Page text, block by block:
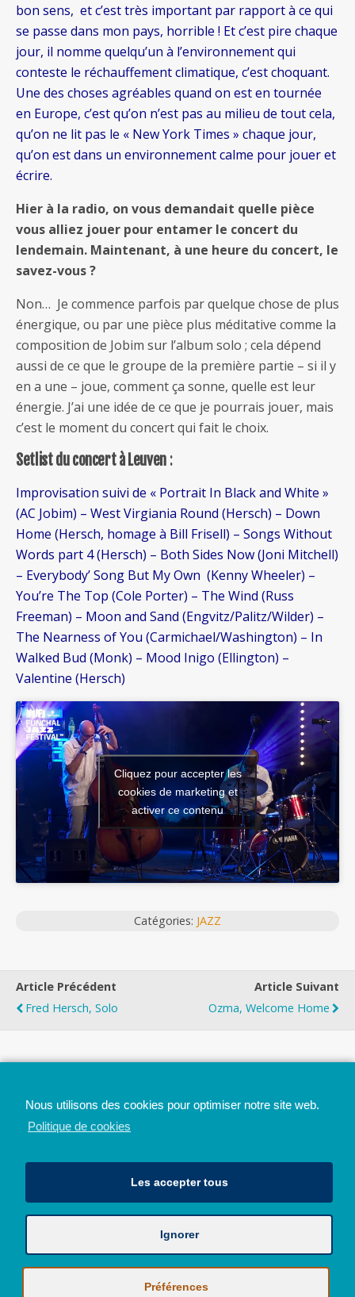
bon sens, et c’est très important par rapport à ce qui
se passe dans mon pays, horrible ! Et c’est pire chaque
jour, il nomme quelqu’un à l’environnement qui
conteste le réchauffement climatique, c’est choquant.
Une des choses agréables quand on est en tournée
en Europe, c’est qu’on n’est pas au milieu de tout cela,
qu’on ne lit pas le « New York Times » chaque jour,
qu’on est dans un environnement calme pour jouer et
écrire.
Hier à la radio, on vous demandait quelle pièce
vous alliez jouer pour entamer le concert du
lendemain. Maintenant, à une heure du concert, le
savez-vous ?
Non… Je commence parfois par quelque chose de plus
énergique, ou par une pièce plus méditative comme la
composition de Jobim sur l’album solo ; cela dépend
aussi de ce que le groupe de la première partie – si il y
en a une – joue, comment ça sonne, quelle est leur
énergie. J’ai une idée de ce que je pourrais jouer, mais
c’est le moment du concert qui fait le choix.
Setlist du concert à Leuven :
Improvisation suivi de « Portrait In Black and White »
(AC Jobim) – West Virgiania Round (Hersch) – Down
Home (Hersch, homage à Bill Frisell) – Songs Without
Words part 4 (Hersch) – Both Sides Now (Joni Mitchell)
– Everybody’ Song But My Own (Kenny Wheeler) –
You’re The Top (Cole Porter) – The Wind (Russ
Freeman) – Moon and Sand (Engvitz/Palitz/Wilder) –
The Nearness of You (Carmichael/Washington) – In
Walked Bud (Monk) – Mood Inigo (Ellington) –
Valentine (Hersch)
Cliquez pour accepter les
cookies de marketing et
activer ce contenu
Catégories: JAZZ
Article Précédent
Fred Hersch, Solo
Article Suivant
Ozma, Welcome Home
Avec le soutien de la Province de Liège
© 2026 - Tous droits réservés - JazzMania
Politique en matière de confidentialité et de vie privée
Nous utilisons des cookies pour optimiser notre site web.
Politique de cookies
Les accepter tous
Ignorer
Préférences